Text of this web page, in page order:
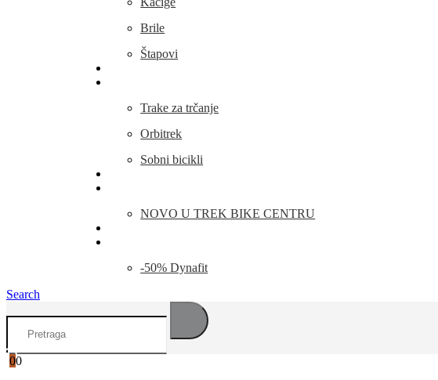
Brile
Štapovi
Trake za trčanje
Orbitrek
Sobni bicikli
NOVO U TREK BIKE CENTRU
-50% Dynafit
Search
00